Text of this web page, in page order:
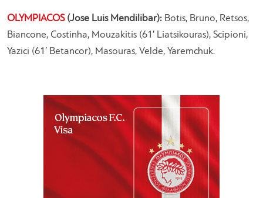
OLYMPIACOS (Jose Luis Mendilibar): Botis, Bruno, Retsos,
Biancone, Costinha, Mouzakitis (61′ Liatsikouras), Scipioni,
Yazici (61′ Betancor), Masouras, Velde, Yaremchuk.